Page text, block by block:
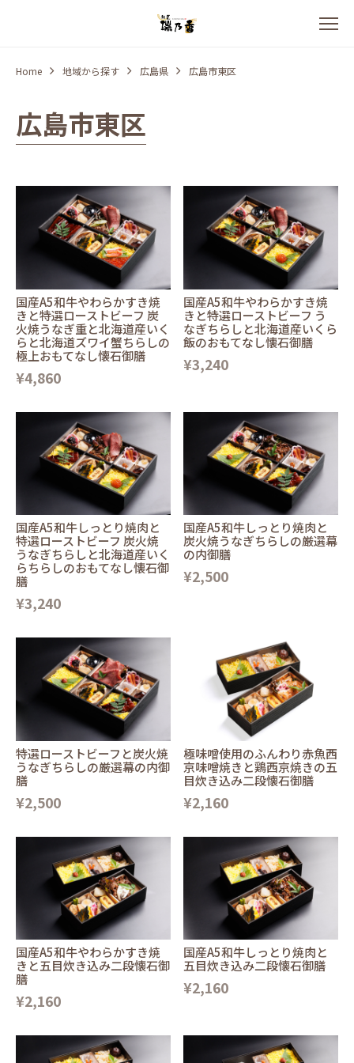
Home 地域から探す 広島県 広島市東区
広島市東区
国産A5和牛やわらかすき焼
きと特選ローストビーフ 炭
火焼うなぎ重と北海道産いく
らと北海道ズワイ蟹ちらしの
極上おもてなし懐石御膳
¥4,860
国産A5和牛やわらかすき焼
きと特選ローストビーフ う
なぎちらしと北海道産いくら
飯のおもてなし懐石御膳
¥3,240
国産A5和牛しっとり焼肉と
特選ローストビーフ 炭火焼
うなぎちらしと北海道産いく
らちらしのおもてなし懐石御
膳
¥3,240
国産A5和牛しっとり焼肉と
炭火焼うなぎちらしの厳選幕
の内御膳
¥2,500
特選ローストビーフと炭火焼
うなぎちらしの厳選幕の内御
膳
¥2,500
極味噌使用のふんわり赤魚西
京味噌焼きと鶏西京焼きの五
目炊き込み二段懐石御膳
¥2,160
国産A5和牛やわらかすき焼
きと五目炊き込み二段懐石御
膳
¥2,160
国産A5和牛しっとり焼肉と
五目炊き込み二段懐石御膳
¥2,160